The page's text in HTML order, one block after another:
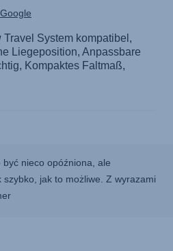
nieco opóźniona, ale
jak to możliwe. Z wyrazami